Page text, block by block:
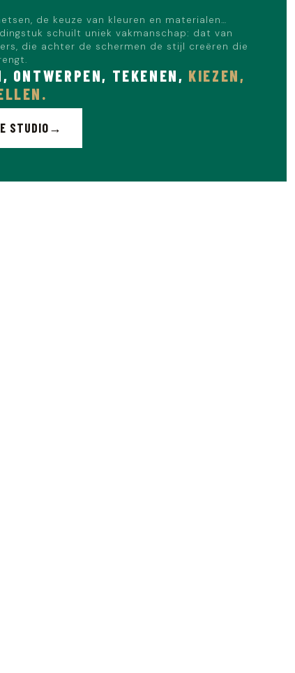
de keuze van kleuren en materialen…
schuilt uniek vakmanschap: dat van
die achter de schermen de stijl creëren die
ONTWERPEN, TEKENEN, KIEZEN,
STUDIO